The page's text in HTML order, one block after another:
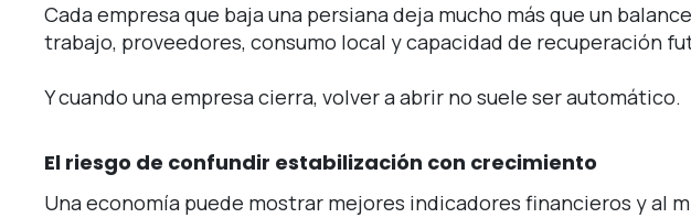
Cada empresa que baja una persiana deja mucho más que un
trabajo, proveedores, consumo local y capacidad de recuperación
Y cuando una empresa cierra, volver a abrir no suele ser automático.
El riesgo de confundir estabilización con crecimiento
Una economía puede mostrar mejores indicadores financieros y al